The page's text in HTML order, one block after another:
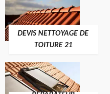
DEVIS NETTOYAGE DE
TOITURE 21